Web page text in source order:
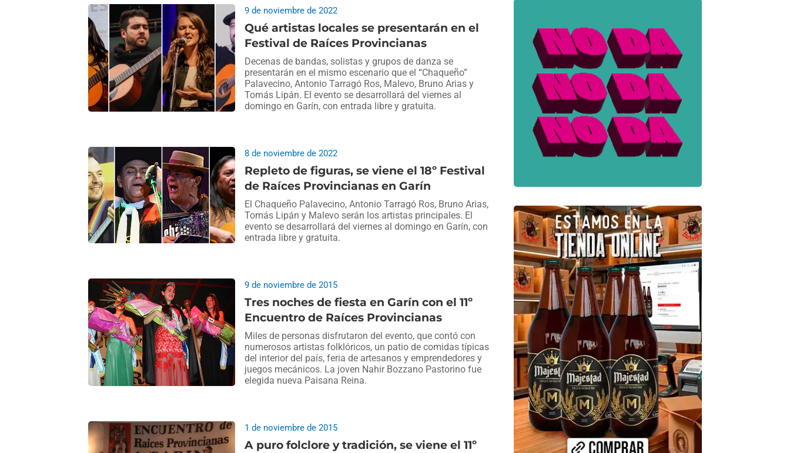
Qué artistas locales se presentarán en el
Festival de Raíces Provincianas
9 de noviembre de 2022
Decenas de bandas, solistas y grupos de danza se
presentarán en el mismo escenario que el “Chaqueño”
Palavecino, Antonio Tarragó Ros, Malevo, Bruno Arias y
Tomás Lipán. El evento se desarrollará del viernes al
domingo en Garín, con entrada libre y gratuita.
Repleto de figuras, se viene el 18º Festival
de Raíces Provincianas en Garín
8 de noviembre de 2022
El Chaqueño Palavecino, Antonio Tarragó Ros, Bruno Arias,
Tomás Lipán y Malevo serán los artistas principales. El
evento se desarrollará del viernes al domingo en Garín, con
entrada libre y gratuita.
Tres noches de fiesta en Garín con el 11º
Encuentro de Raíces Provincianas
9 de noviembre de 2015
Miles de personas disfrutaron del evento, que contó con
numerosos artistas folklóricos, un patio de comidas típicas
del interior del país, feria de artesanos y emprendedores y
juegos mecánicos. La joven Nahir Bozzano Pastorino fue
elegida nueva Paisana Reina.
A puro folclore y tradición, se viene el 11º
1 de noviembre de 2015